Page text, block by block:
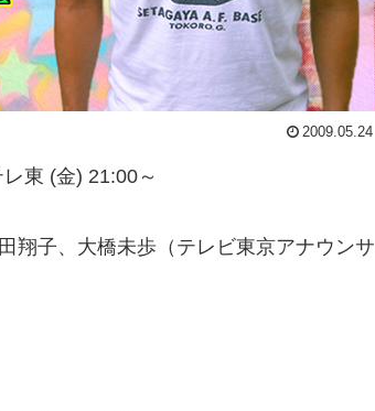
2009.05.24
東 (金) 21:00～
翔子、大橋未歩（テレビ東京アナウンサ